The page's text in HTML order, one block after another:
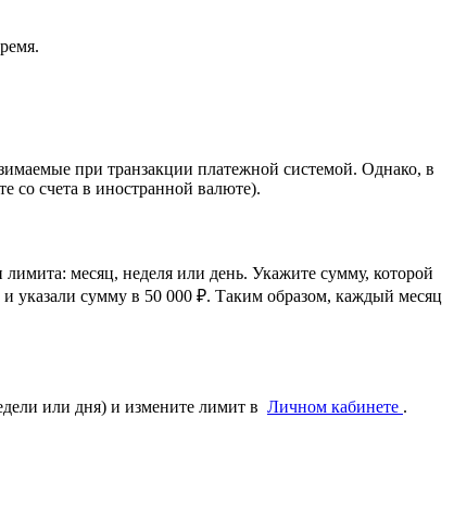
при транзакции платежной системой. Однако, в
со счета в иностранной валюте).
месяц, неделя или день. Укажите сумму, которой
указали сумму в 50 000 ₽. Таким образом, каждый месяц
или дня) и измените лимит в Личном кабинете .